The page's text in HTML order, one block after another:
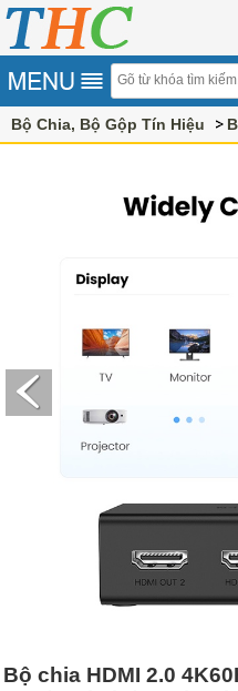
Bộ Chia, Bộ Gộp Tín Hiệu
Bộ chia HDMI 2.0